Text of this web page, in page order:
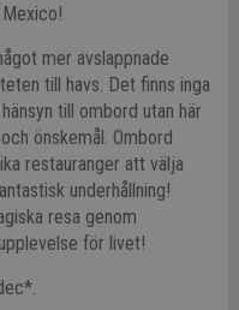
Mexico!
mer avslappnade
till havs. Det finns inga
till ombord utan här
önskemål. Ombord
restauranger att välja
underhållning!
resa genom
för livet!